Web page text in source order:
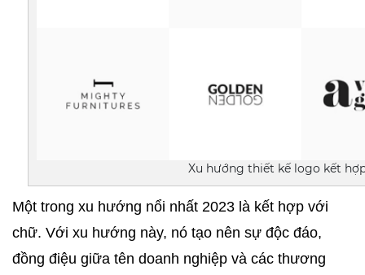
Xu hướng thiết kế logo kết
Một trong xu hướng nổi nhất 2023 là kết hợp với
chữ. Với xu hướng này, nó tạo nên sự độc đáo,
đồng điệu giữa tên doanh nghiệp và các thương